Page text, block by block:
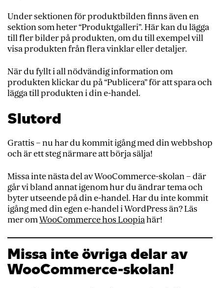
Under sektionen för produktbilden finns även en
sektion som heter “Produktgalleri”. Här kan du lägga
till fler bilder på produkten, om du till exempel vill
visa produkten från flera vinklar eller detaljer.
När du fyllt i all nödvändig information om
produkten klickar du på “Publicera” för att spara och
lägga till produkten i din e-handel.
Slutord
Grattis – nu har du kommit igång med din webbshop
och är ett steg närmare att börja sälja!
Missa inte nästa del av WooCommerce-skolan – där
går vi bland annat igenom hur du ändrar tema och
byter utseende på din e-handel. Har du inte kommit
igång med din egen e-handel i WordPress än? Läs
mer omWooCommerce hos Loopiahär!
Missa inte övriga delar av
WooCommerce-skolan!